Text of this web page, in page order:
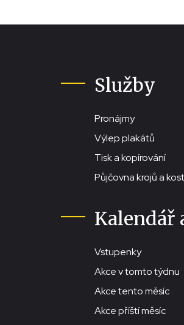
Služby
Pronájmy
Výlep plakátů
Tisk a kopírování
Půjčovna krojů a
Kalendář
Vstupenky
Akce v tomto týdnu
Akce tento měsíc
Akce příští měsíc